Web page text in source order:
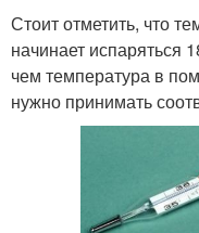
Стоит отметить, что
начинает испаряться
чем температура в
нужно принимать